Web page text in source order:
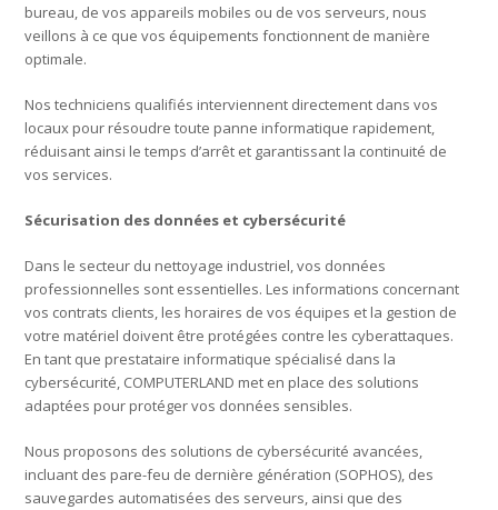
bureau, de vos appareils mobiles ou de vos serveurs, nous
veillons à ce que vos équipements fonctionnent de manière
optimale.
Nos techniciens qualifiés interviennent directement dans vos
locaux pour résoudre toute panne informatique rapidement,
réduisant ainsi le temps d’arrêt et garantissant la continuité de
vos services.
Sécurisation des données et cybersécurité
Dans le secteur du nettoyage industriel, vos données
professionnelles sont essentielles. Les informations concernant
vos contrats clients, les horaires de vos équipes et la gestion de
votre matériel doivent être protégées contre les cyberattaques.
En tant que prestataire informatique spécialisé dans la
cybersécurité, COMPUTERLAND met en place des solutions
adaptées pour protéger vos données sensibles.
Nous proposons des solutions de cybersécurité avancées,
incluant des pare-feu de dernière génération (SOPHOS), des
sauvegardes automatisées des serveurs, ainsi que des